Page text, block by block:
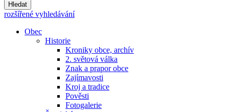
Hledat
rozšířené vyhledávání
Obec
Historie
Kroniky obce, archív
2. světová válka
Znak a prapor obce
Zajímavosti
Kroj a tradice
Pověsti
Fotogalerie